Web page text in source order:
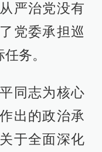
严治党没有
党委承担巡
务。
同志为核心
出的政治承
于全面深化